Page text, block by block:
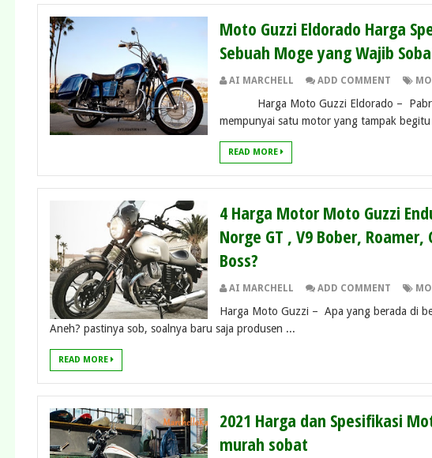
Moto Guzzi Eldorado Harga
Sebuah Moge yang Wajib
AI MARCHELL ADD COMMENT
Harga Moto Guzzi Eldorado –
mempunyai satu motor yang tampak begitu
READ MORE
4 Harga Motor Moto Guzzi
Norge GT , V9 Bober,
Boss?
AI MARCHELL ADD COMMENT
Harga Moto Guzzi – Apa yang berada di
Aneh? pastinya sob, soalnya baru saja produsen ...
READ MORE
2021 Harga dan Spesifikasi
murah sobat